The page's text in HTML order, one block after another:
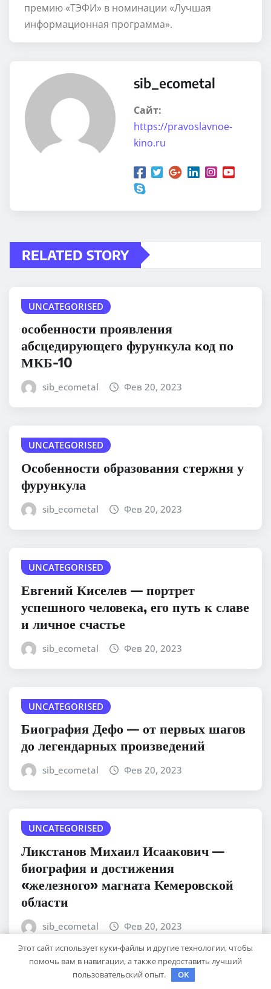
премию «ТЭФИ» в номинации «Лучшая
информационная программа».
sib_ecometal
Сайт:
https://pravoslavnoe-
kino.ru
RELATED STORY
UNCATEGORISED
особенности проявления
абсцедирующего фурункула код по
МКБ-10
sib_ecometal Фев 20, 2023
UNCATEGORISED
Особенности образования стержня у
фурункула
sib_ecometal Фев 20, 2023
UNCATEGORISED
Евгений Киселев — портрет
успешного человека, его путь к славе
и личное счастье
sib_ecometal Фев 20, 2023
UNCATEGORISED
Биография Дефо — от первых шагов
до легендарных произведений
sib_ecometal Фев 20, 2023
UNCATEGORISED
Ликстанов Михаил Исаакович —
биография и достижения
«железного» магната Кемеровской
области
sib_ecometal Фев 20, 2023
Этот сайт использует куки-файлы и другие технологии, чтобы
помочь вам в навигации, а также предоставить лучший
пользовательский опыт.
OK